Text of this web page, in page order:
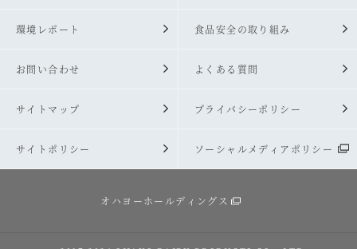
環境レポート 食品安全の取り組み
お問い合わせ よくある質問
サイトマップ プライバシーポリシー
サイトポリシー ソーシャルメディアポリシー
オハヨーホールディングス